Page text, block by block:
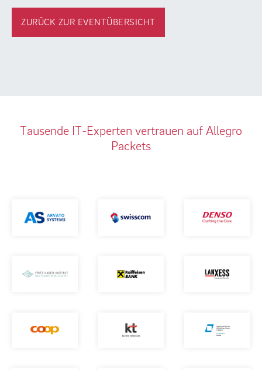
ZURÜCK ZUR EVENTÜBERSICHT
Tausende IT-Experten vertrauen auf Allegro
Packets